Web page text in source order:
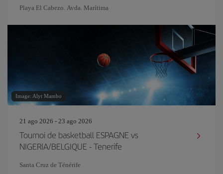
Playa El Cabezo. Avda. Marítima
Image: Alyt Mambo
21 ago 2026 - 23 ago 2026
Tournoi de basketball ESPAGNE vs
NIGERIA/BELGIQUE - Tenerife
Santa Cruz de Ténérife